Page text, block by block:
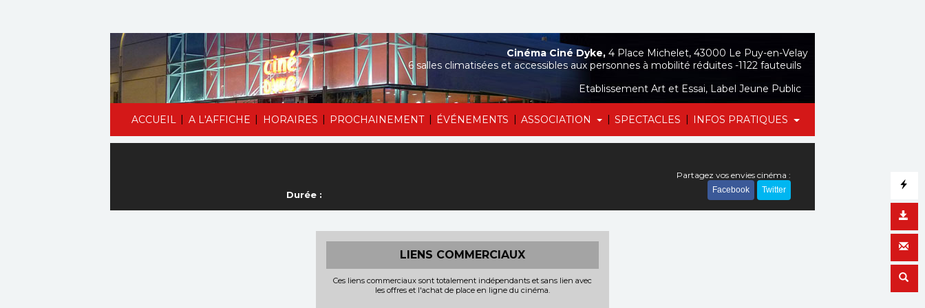
ACCUEIL | A L'AFFICHE | HORAIRES | PROCHAINEMENT | ÉVÉNEMENTS | ASSOCIATION | SPECTACLES | INFOS PRATIQUES
Cinéma Ciné Dyke, 4 Place Michelet, 43000 Le Puy-en-Velay
6 salles climatisées et accessibles aux personnes à mobilité réduites -1122 fauteuils
Etablissement Art et Essai, Label Jeune Public
Durée :
Partagez vos envies cinéma :
Facebook Twitter
LIENS COMMERCIAUX
Ces liens commerciaux sont totalement indépendants et sans lien avec
les offres et l'achat de place en ligne du cinéma.